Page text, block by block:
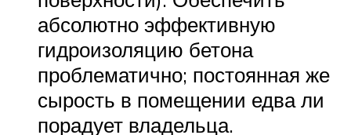
абсолютно эффективную
гидроизоляцию бетона
проблематично; постоянная же
сырость в помещении едва ли
порадует владельца.